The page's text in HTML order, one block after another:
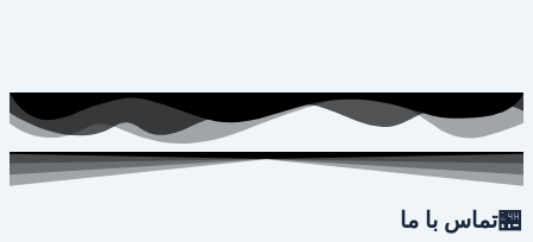
تماس با ما